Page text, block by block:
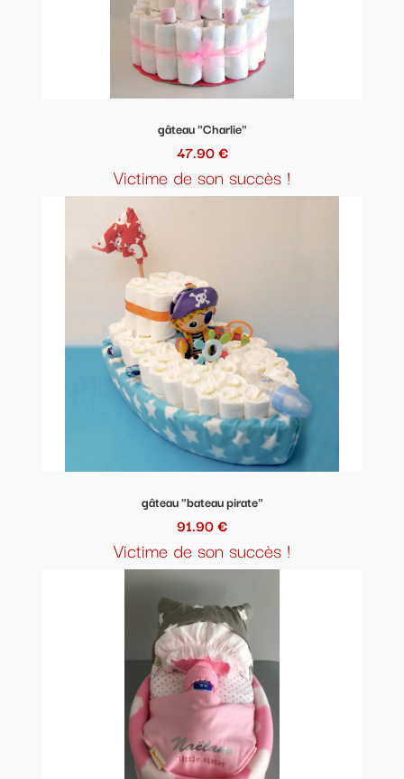
gâteau "Charlie"
47.90 €
Victime de son succès !
gâteau "bateau pirate"
91.90 €
Victime de son succès !